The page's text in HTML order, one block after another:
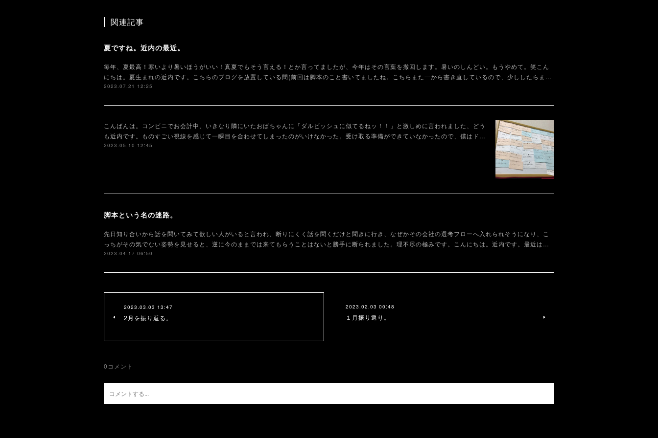
関連記事
夏ですね。近内の最近。
毎年、夏最高！寒いより暑いほうがいい！真夏でもそう言える！とか言ってましたが、今年はその言葉を撤回します。暑いのしんどい。もうやめて。笑こん
にちは。夏生まれの近内です。こちらのブログを放置している間(前回は脚本のこと書いてましたね。こちらまた一から書き直しているので、少ししたらま…
2023.07.21 12:25
こんばんは。コンビニでお会計中、いきなり隣にいたおばちゃんに「ダルビッシュに似てるねッ！！」と激しめに言われました、どう
も近内です。ものすごい視線を感じて一瞬目を合わせてしまったのがいけなかった。受け取る準備ができていなかったので、僕はド…
2023.05.10 12:45
脚本という名の迷路。
先日知り合いから話を聞いてみて欲しい人がいると言われ、断りにくく話を聞くだけと聞きに行き、なぜかその会社の選考フローへ入れられそうになり、こ
っちがその気でない姿勢を見せると、逆に今のままでは来てもらうことはないと勝手に断られました。理不尽の極みです。こんにちは。近内です。最近は…
2023.04.17 06:50
2023.03.03 13:47
2月を振り返る。
2023.02.03 00:48
１月振り返り。
0 コメント